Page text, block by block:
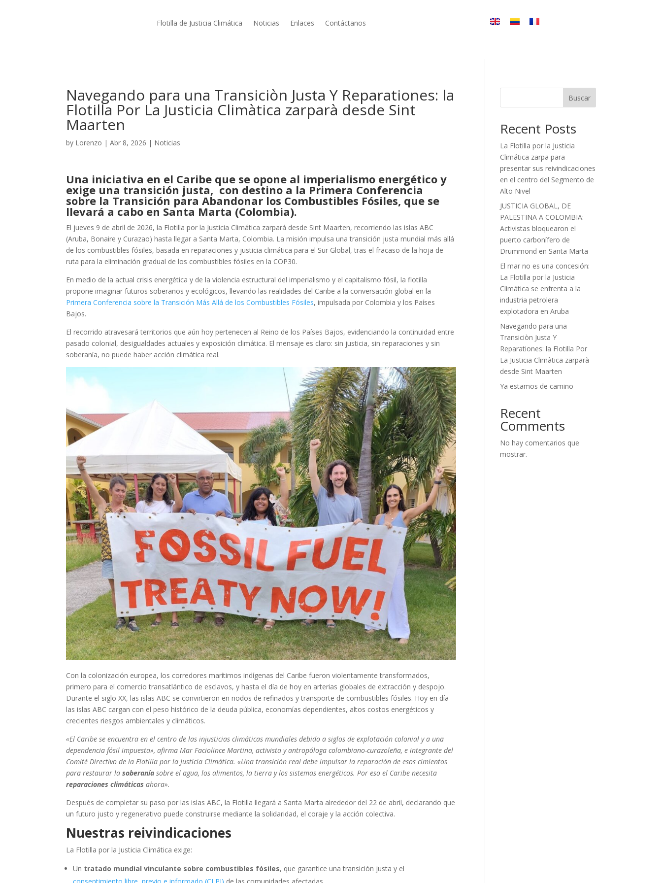
Flotilla de Justicia Climática Noticias Enlaces Contáctanos
Navegando para una Transiciòn Justa Y Reparationes: la
Flotilla Por La Justicia Climàtica zarparà desde Sint
Maarten
by Lorenzo |Abr 8, 2026 | Noticias
Una iniciativa en el Caribe que se opone al imperialismo energético y
exige una transición justa, con destino a la Primera Conferencia
sobre la Transición para Abandonar los Combustibles Fósiles, que se
llevará a cabo en Santa Marta (Colombia).
El jueves 9 de abril de 2026, la Flotilla por la Justicia Climática zarpará desde Sint Maarten, recorriendo las islas ABC
(Aruba, Bonaire y Curazao) hasta llegar a Santa Marta, Colombia. La misión impulsa una transición justa mundial más allá
de los combustibles fósiles, basada en reparaciones y justicia climática para el Sur Global, tras el fracaso de la hoja de
ruta para la eliminación gradual de los combustibles fósiles en la COP30.
En medio de la actual crisis energética y de la violencia estructural del imperialismo y el capitalismo fósil, la flotilla
propone imaginar futuros soberanos y ecológicos, llevando las realidades del Caribe a la conversación global en la
Primera Conferencia sobre la Transición Más Allá de los Combustibles Fósiles, impulsada por Colombia y los Países
Bajos.
El recorrido atravesará territorios que aún hoy pertenecen al Reino de los Países Bajos, evidenciando la continuidad entre
pasado colonial, desigualdades actuales y exposición climática. El mensaje es claro: sin justicia, sin reparaciones y sin
soberanía, no puede haber acción climática real.
Con la colonización europea, los corredores marítimos indígenas del Caribe fueron violentamente transformados,
primero para el comercio transatlántico de esclavos, y hasta el día de hoy en arterias globales de extracción y despojo.
Durante el siglo XX, las islas ABC se convirtieron en nodos de refinados y transporte de combustibles fósiles. Hoy en día
las islas ABC cargan con el peso histórico de la deuda pública, economías dependientes, altos costos energéticos y
crecientes riesgos ambientales y climáticos.
«El Caribe se encuentra en el centro de las injusticias climáticas mundiales debido a siglos de explotación colonial y a una
dependencia fósil impuesta», afirma Mar Faciolince Martina, activista y antropóloga colombiano-curazoleña, e integrante del
Comité Directivo de la Flotilla por la Justicia Climática. «Una transición real debe impulsar la reparación de esos cimientos
para restaurar lasoberanía sobre el agua, los alimentos, la tierra y los sistemas energéticos. Por eso el Caribe necesita
reparaciones climáticas ahora».
Después de completar su paso por las islas ABC, la Flotilla llegará a Santa Marta alrededor del 22 de abril, declarando que
un futuro justo y regenerativo puede construirse mediante la solidaridad, el coraje y la acción colectiva.
Nuestras reivindicaciones
La Flotilla por la Justicia Climática exige:
Un tratado mundial vinculante sobre combustibles fósiles, que garantice una transición justa y el
Buscar
Recent Posts
La Flotilla por la Justicia
Climática zarpa para
presentar sus reivindicaciones
en el centro del Segmento de
Alto Nivel
JUSTICIA GLOBAL, DE
PALESTINA A COLOMBIA:
Activistas bloquearon el
puerto carbonífero de
Drummond en Santa Marta
El mar no es una concesión:
La Flotilla por la Justicia
Climática se enfrenta a la
industria petrolera
explotadora en Aruba
Navegando para una
Transiciòn Justa Y
Reparationes: la Flotilla Por
La Justicia Climàtica zarparà
desde Sint Maarten
Ya estamos de camino
Recent
Comments
No hay comentarios que
mostrar.